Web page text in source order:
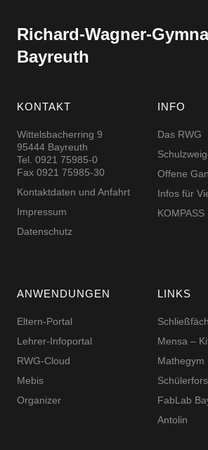
Richard-​​Wagner-​​
Bayreuth
KONTAKT
Wittelsbacherring 9
95444 Bayreuth
Tel. 0921 75985-0
Fax 0921 75985-30
Kontaktdaten und Anfahrt
Impressum
Datenschutz
INFO
Das RWG
Offene
Infos für
KOMPASS
ANWENDUNGEN
Eltern-Portal
Lehrer-Infoportal
RWG-Cloud
Mebis
Organizer
LINKS
Mensa –
Mathegym
FabLab
Antolin